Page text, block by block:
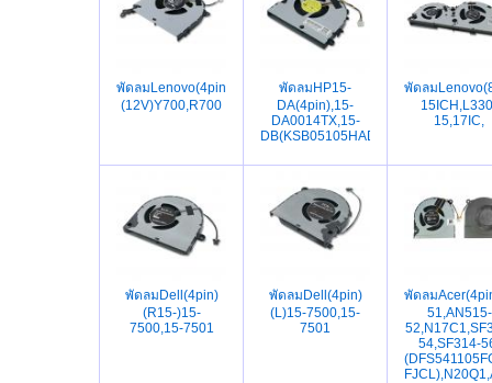
พัดลมLenovo(4pin)
(12V)Y700,R700
พัดลมHP15-
DA(4pin),15-
DA0014TX,15-
DB(KSB05105HADZ6)
พัดลม
15,17IC,
พัดลมDell(4pin)
(R15-)15-
7500,15-7501
พัดลมDell(4pin)
(L)15-7500,15-
7501
พัดลม
51,AN515-
54,SF314-